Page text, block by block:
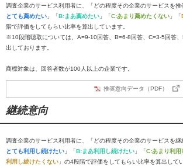
調査企業のサービス利用者に、「どの程度その企業のサービスを
とても薦めたい 」「B:まあ薦めたい 」「C:あまり薦めたくない 」「
階で評価をしてもらい比率を算出しています。
※10段階聴取については、A=9-10回答、B=6-8回答、C=3-5回答
出しております。
商標対象は、回答者数が100人以上の企業です。
推奨意向データ（PDF）
継続意向
調査企業のサービス利用者に、「どの程度その企業のサービスを
とても利用し続けたい 」「B:まあ利用し続けたい 」「C:あまり利用
利用し続けたくない 」の4段階で評価をしてもらい比率を算出して